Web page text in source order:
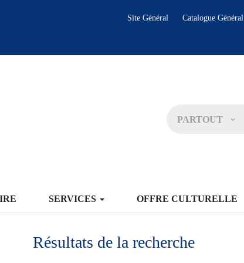
Site Général Catalogue Général
PARTOUT
SERVICES OFFRE CULTURELLE
Résultats de la recherche